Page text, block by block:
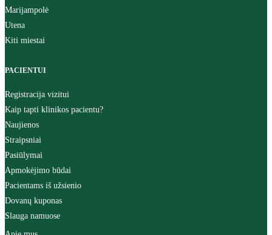
Marijampolė
Utena
Kiti miestai
PACIENTUI
Registracija vizitui
Kaip tapti klinikos pacientu?
Naujienos
Straipsniai
Pasiūlymai
Apmokėjimo būdai
Pacientams iš užsienio
Dovanų kuponas
Slauga namuose